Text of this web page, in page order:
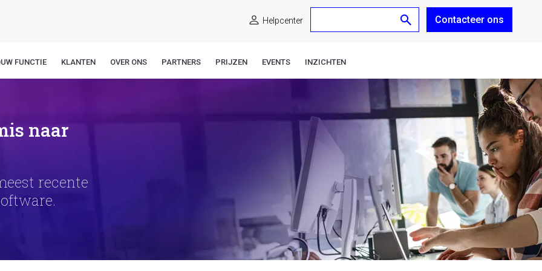
Helpcenter Contacteer ons
FUNCTIE KLANTEN OVER ONS PARTNERS PRIJZEN EVENTS INZICHTEN
naar
recente